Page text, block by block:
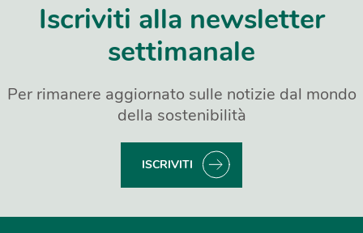
Iscriviti alla newsletter
settimanale
Per rimanere aggiornato sulle notizie dal mondo
della sostenibilità
ISCRIVITI